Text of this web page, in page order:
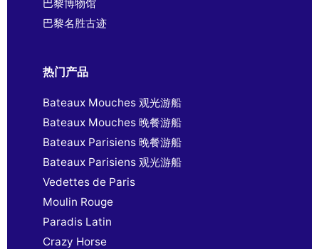
巴黎博物馆
巴黎名胜古迹
热门产品
Bateaux Mouches 观光游船
Bateaux Mouches 晚餐游船
Bateaux Parisiens 晚餐游船
Bateaux Parisiens 观光游船
Vedettes de Paris
Moulin Rouge
Paradis Latin
Crazy Horse